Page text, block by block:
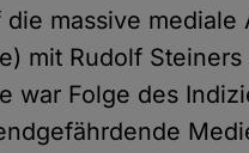
massive mediale
mit Rudolf
war Folge des